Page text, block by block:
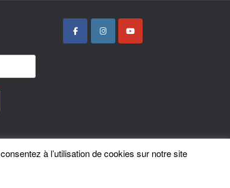
à l’utilisation de cookies sur notre site